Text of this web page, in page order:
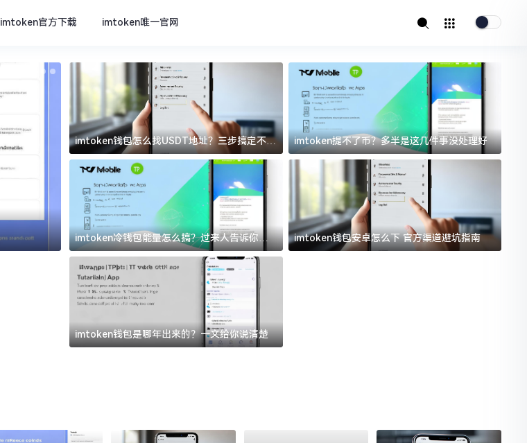
imtoken官方下载 imtoken唯一官网
imtoken官方下载
imtoken钱包怎么找USDT地址？三步搞定不踩
坑
imtoken提不了币？多半是这几件事没处理好
imtoken冷钱包能量怎么搞？过来人告诉你门
道
imtoken钱包安卓怎么下 官方渠道避坑指南
imtoken钱包是哪年出来的？一文给你说清楚